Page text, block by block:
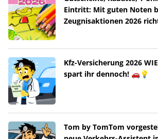
Eintritt: Mit guten Noten
Zeugnisaktionen 2026
Kfz-Versicherung 2026
spart ihr dennoch! 🚗💡
Tom by TomTom